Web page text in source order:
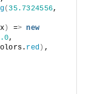
( 35.7324556
) => new
,
red ) ,